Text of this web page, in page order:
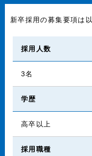
新卒採用の募集要項は
採用人数
3名
学歴
高卒以上
採用職種